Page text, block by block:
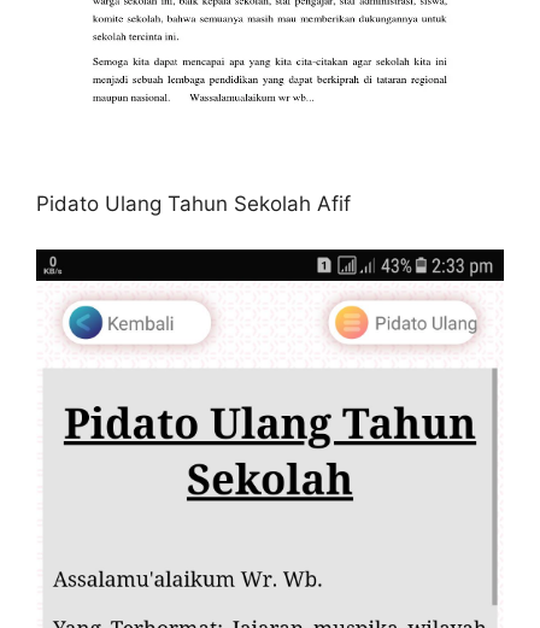
Pidato Ulang Tahun Sekolah Afif